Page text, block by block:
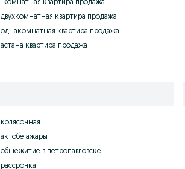
1комнатная квартира продажа
двухкомнатная квартира продажа
однакомнатная квартира продажа
астана квартира продажа
колясочная
актобе ажары
общежитие в петропавловске
рассрочка